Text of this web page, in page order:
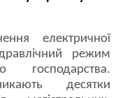
електричної
режим
господарства.
десятки